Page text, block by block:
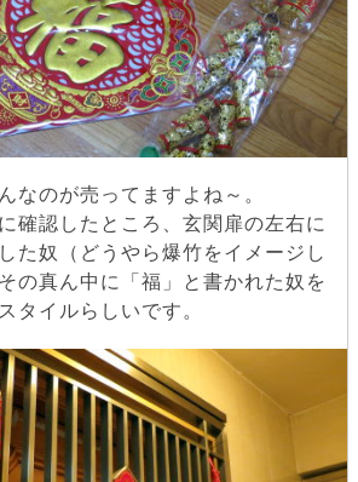
なのが売ってますよね～。
確認したところ、玄関扉の左右に
た奴（どうやら爆竹をイメージし
の真ん中に「福」と書かれた奴を
タイルらしいです。